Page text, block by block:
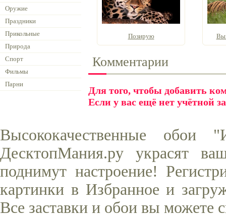
Оружие
Праздники
Прикольные
Природа
Спорт
Фильмы
Парни
Позирую
Комментарии
Для того, чтобы добавить
Если у вас ещё нет учётной
Высококачественные
ДесктопМания.ру украсят
поднимут настроение!
картинки в Избранное и
Все заставки и обои вы можете